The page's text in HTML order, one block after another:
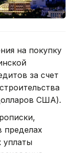
на покупку
за счет
США).
пределах
уплаты